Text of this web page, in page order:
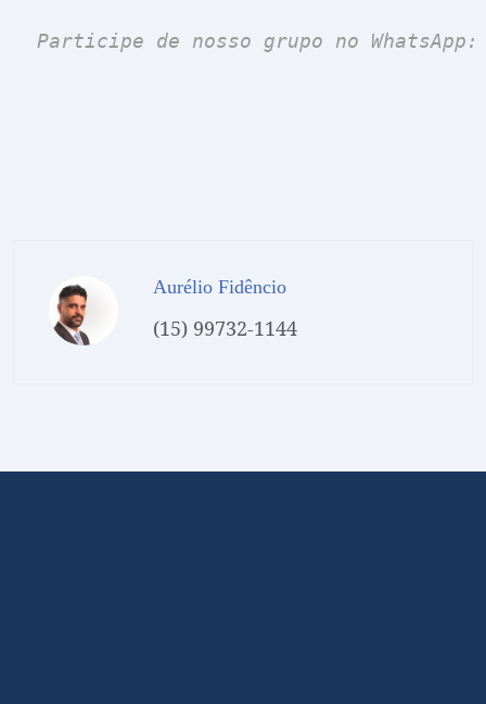
Participe de nosso grupo no
Aurélio Fidêncio
(15) 99732-1144